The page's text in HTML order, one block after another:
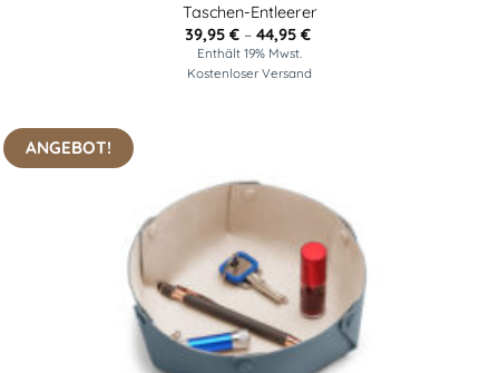
Taschen-Entleerer
39,95 € – 44,95 €Preisspanne:
bis
44,95 €
Enthält 19% Mwst.
Kostenloser Versand
ANGEBOT!